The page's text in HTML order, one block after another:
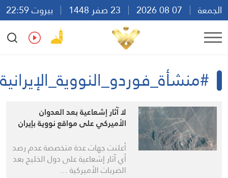
الجمعة
بيروت 22:59
Ar
En Fr Es
#منشأة_فوردو_النووية_الإيرانية
لا آثار إشعاعية بعد العدوان
الأميركي على مواقع نووية بإيران
أعلنت جهات عدة متخصصة عدم رصد
أي آثار إشعاعية على دول الخليج بعد
الضربات الأميركية …